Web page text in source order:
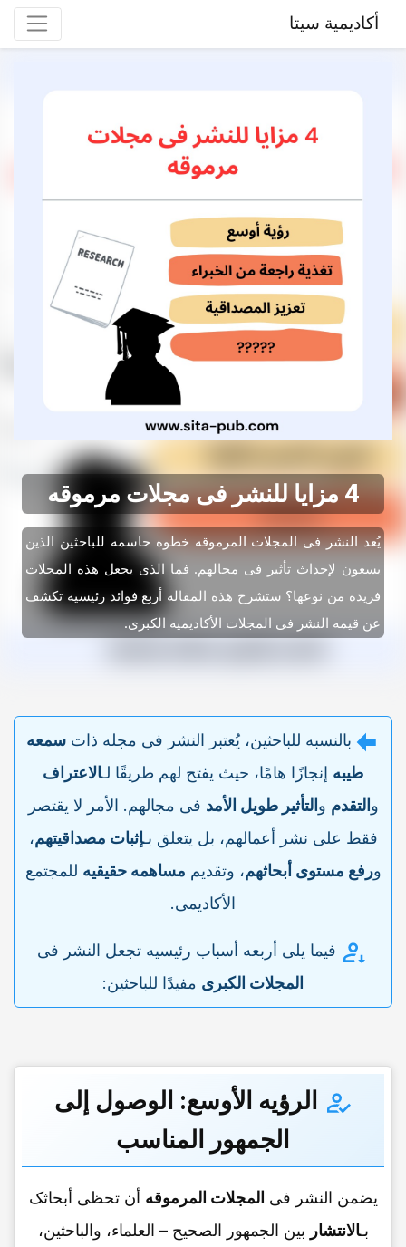
أكاديمية سيتا
4 مزایا للنشر فی مجلات مرموقه
یُعد النشر فی المجلات المرموقه خطوه حاسمه للباحثین الذین
یسعون لإحداث تأثیر فی مجالهم. فما الذی یجعل هذه المجلات
فریده من نوعها؟ ستشرح هذه المقاله أربع فوائد رئیسیه تکشف
عن قیمه النشر فی المجلات الأکادیمیه الکبرى.
بالنسبه للباحثین، یُعتبر النشر فی مجله ذاتسمعه
طیبه إنجازًا هامًا، حیث یفتح لهم طریقًا لـالاعتراف
والتقدم والتأثیر طویل الأمد فی مجالهم. الأمر لا یقتصر
فقط على نشر أعمالهم، بل یتعلق بـإثبات مصداقیتهم،
ورفع مستوى أبحاثهم، وتقدیم مساهمه حقیقیه للمجتمع
الأکادیمی.
فیما یلی أربعه أسباب رئیسیه تجعل النشر فی
المجلات الکبرى مفیدًا للباحثین:
الرؤیه الأوسع: الوصول إلى
الجمهور المناسب
یضمن النشر فی المجلات المرموقه أن تحظى أبحاثک
بـالانتشار بین الجمهور الصحیح – العلماء، والباحثین،